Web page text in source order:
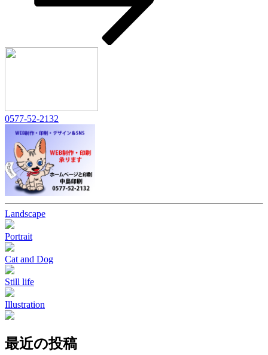
0577-52-2132
Landscape
Portrait
Cat and Dog
Still life
Illustration
最近の投稿